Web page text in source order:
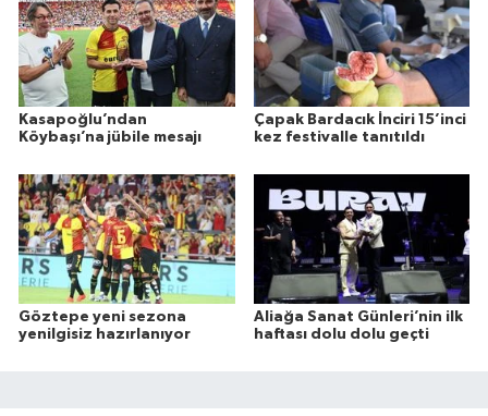
Kasapoğlu’ndan
Köybaşı’na jübile mesajı
Çapak Bardacık İnciri 15’inci
kez festivalle tanıtıldı
Göztepe yeni sezona
yenilgisiz hazırlanıyor
Aliağa Sanat Günleri’nin ilk
haftası dolu dolu geçti